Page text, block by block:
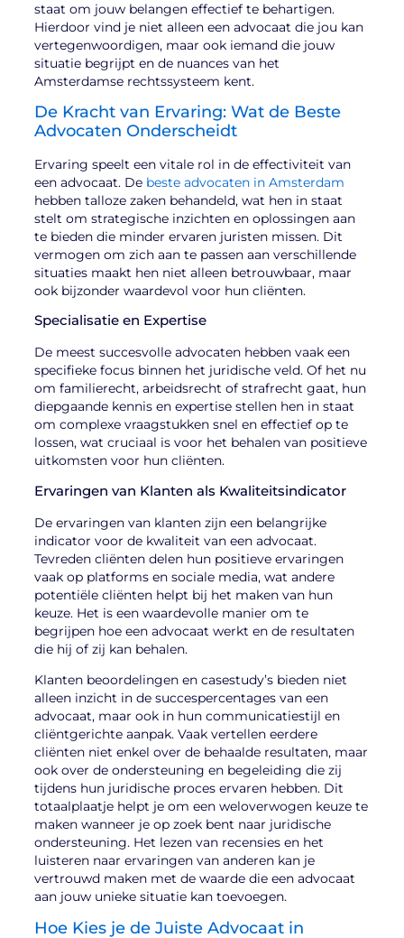
staat om jouw belangen effectief te behartigen.
Hierdoor vind je niet alleen een advocaat die jou kan
vertegenwoordigen, maar ook iemand die jouw
situatie begrijpt en de nuances van het
Amsterdamse rechtssysteem kent.
De Kracht van Ervaring: Wat de Beste
Advocaten Onderscheidt
Ervaring speelt een vitale rol in de effectiviteit van
een advocaat. De beste advocaten in Amsterdam
hebben talloze zaken behandeld, wat hen in staat
stelt om strategische inzichten en oplossingen aan
te bieden die minder ervaren juristen missen. Dit
vermogen om zich aan te passen aan verschillende
situaties maakt hen niet alleen betrouwbaar, maar
ook bijzonder waardevol voor hun cliënten.
Specialisatie en Expertise
De meest succesvolle advocaten hebben vaak een
specifieke focus binnen het juridische veld. Of het nu
om familierecht, arbeidsrecht of strafrecht gaat, hun
diepgaande kennis en expertise stellen hen in staat
om complexe vraagstukken snel en effectief op te
lossen, wat cruciaal is voor het behalen van positieve
uitkomsten voor hun cliënten.
Ervaringen van Klanten als Kwaliteitsindicator
De ervaringen van klanten zijn een belangrijke
indicator voor de kwaliteit van een advocaat.
Tevreden cliënten delen hun positieve ervaringen
vaak op platforms en sociale media, wat andere
potentiële cliënten helpt bij het maken van hun
keuze. Het is een waardevolle manier om te
begrijpen hoe een advocaat werkt en de resultaten
die hij of zij kan behalen.
Klanten beoordelingen en casestudy’s bieden niet
alleen inzicht in de succespercentages van een
advocaat, maar ook in hun communicatiestijl en
cliëntgerichte aanpak. Vaak vertellen eerdere
cliënten niet enkel over de behaalde resultaten, maar
ook over de ondersteuning en begeleiding die zij
tijdens hun juridische proces ervaren hebben. Dit
totaalplaatje helpt je om een weloverwogen keuze te
maken wanneer je op zoek bent naar juridische
ondersteuning. Het lezen van recensies en het
luisteren naar ervaringen van anderen kan je
vertrouwd maken met de waarde die een advocaat
aan jouw unieke situatie kan toevoegen.
Hoe Kies je de Juiste Advocaat in